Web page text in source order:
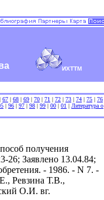
ИХТТМ
| 67 | 68 | 69 | 70 | 71 | 72 | 73 | 74 | 75 | 76
| 96 | 97 | 98 | 99 | 00 | 01 | Литература о
получения
26; Заявлено 13.04.84;
- 1986. - N 7. -
Ревзина Т.В.,
О.И. вг.